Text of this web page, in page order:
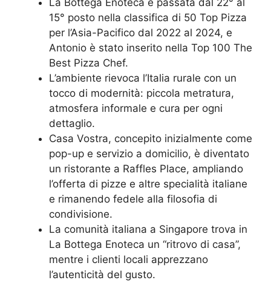
La Bottega Enoteca è passata dal 22° al
15° posto nella classifica di 50 Top Pizza
per l’Asia-Pacifico dal 2022 al 2024, e
Antonio è stato inserito nella Top 100 The
Best Pizza Chef.
L’ambiente rievoca l’Italia rurale con un
tocco di modernità: piccola metratura,
atmosfera informale e cura per ogni
dettaglio.
Casa Vostra, concepito inizialmente come
pop-up e servizio a domicilio, è diventato
un ristorante a Raffles Place, ampliando
l’offerta di pizze e altre specialità italiane
e rimanendo fedele alla filosofia di
condivisione.
La comunità italiana a Singapore trova in
La Bottega Enoteca un “ritrovo di casa”,
mentre i clienti locali apprezzano
l’autenticità del gusto.